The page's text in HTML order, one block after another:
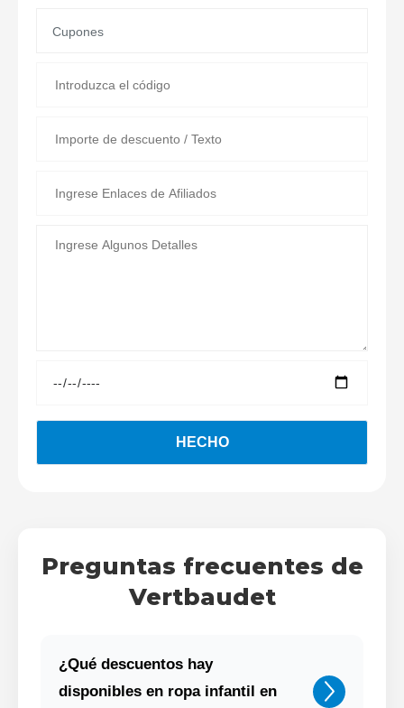
Preguntas frecuentes de
Vertbaudet
¿Qué descuentos hay
disponibles en ropa infantil en